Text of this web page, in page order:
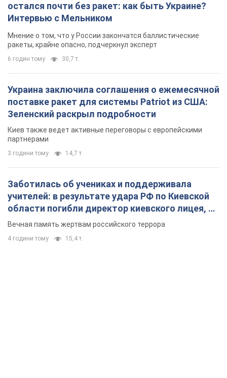
остался почти без ракет: как быть Украине?
Интервью с Мельником
Мнение о том, что у России закончатся баллистические
ракеты, крайне опасно, подчеркнул эксперт
6 годин тому 30,7 т.
Украина заключила соглашения о ежемесячной
поставке ракет для системы Patriot из США:
Зеленский раскрыл подробности
Киев также ведет активные переговоры с европейскими
партнерами
3 години тому 14,7 т.
Заботилась об учениках и поддерживала
учителей: в результате удара РФ по Киевской
области погибли директор киевского лицея, её
муж и внук
Вечная память жертвам российского террора
4 години тому 15,4 т.